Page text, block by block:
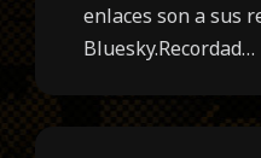
enlaces son a sus
Bluesky.Recordad…